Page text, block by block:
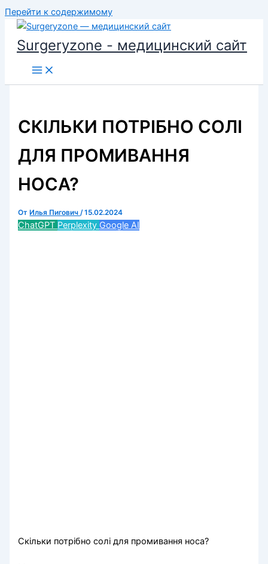
Перейти к содержимому
Surgeryzone - медицинский сайт
СКІЛЬКИ ПОТРІБНО СОЛІ
ДЛЯ ПРОМИВАННЯ
НОСА?
От Илья Пигович/15.02.2024
ChatGPT Perplexity Google AI
Скільки потрібно солі для промивання носа?